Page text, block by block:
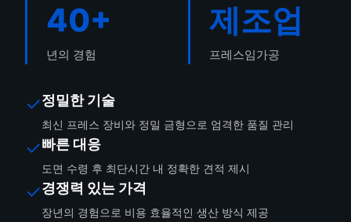
40+
년의 경험
제조업
프레스임가공
✓정밀한 기술
최신 프레스 장비와 정밀 금형으로 엄격한 품질 관리
✓빠른 대응
도면 수령 후 최단시간 내 정확한 견적 제시
✓경쟁력 있는 가격
장년의 경험으로 비용 효율적인 생산 방식 제공